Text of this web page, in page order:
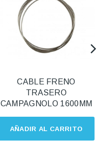
AÑADIR AL CARRITO
CABLE FRENO
TRASERO
CAMPAGNOLO 1600MM